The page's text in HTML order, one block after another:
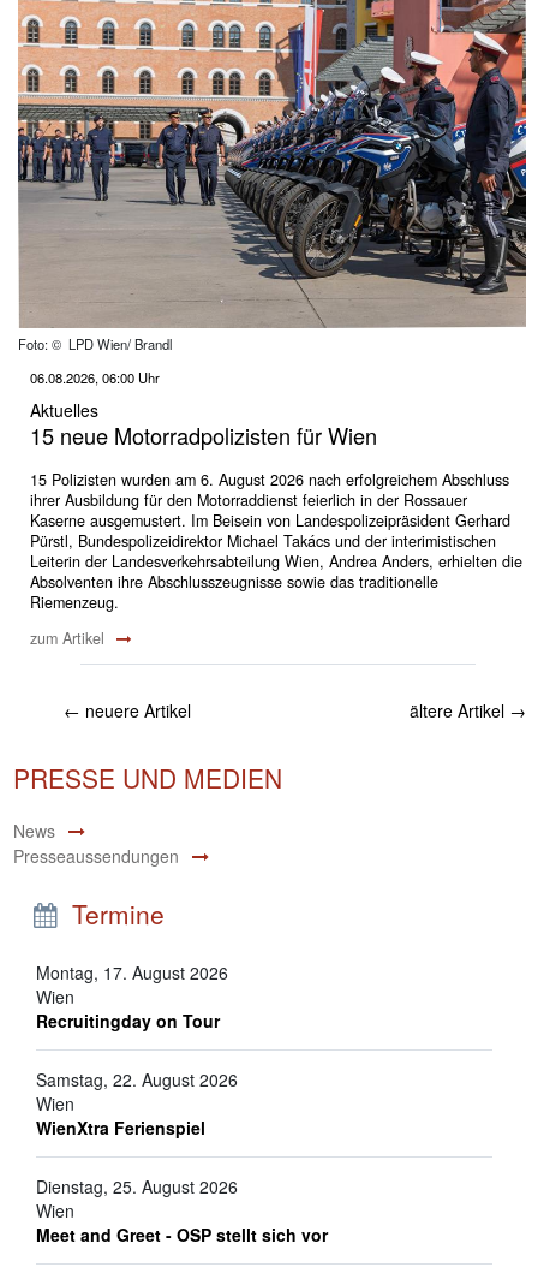
Foto: © LPD Wien/ Brandl
06.08.2026, 06:00 Uhr
Aktuelles
15 neue Motorradpolizisten für Wien
15 Polizisten wurden am 6. August 2026 nach erfolgreichem Abschluss
ihrer Ausbildung für den Motorraddienst feierlich in der Rossauer
Kaserne ausgemustert. Im Beisein von Landespolizeipräsident Gerhard
Pürstl, Bundespolizeidirektor Michael Takács und der interimistischen
Leiterin der Landesverkehrsabteilung Wien, Andrea Anders, erhielten die
Absolventen ihre Abschlusszeugnisse sowie das traditionelle
Riemenzeug.
zum Artikel
← neuere Artikel ältere Artikel →
PRESSE UND MEDIEN
News
Presseaussendungen
Termine
Montag, 17. August 2026
Wien
Recruitingday on Tour
Samstag, 22. August 2026
Wien
WienXtra Ferienspiel
Dienstag, 25. August 2026
Wien
Meet and Greet - OSP stellt sich vor